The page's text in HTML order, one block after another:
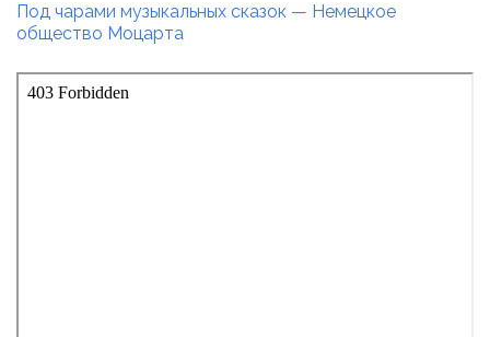
Под чарами музыкальных сказок — Немецкое
общество Моцарта